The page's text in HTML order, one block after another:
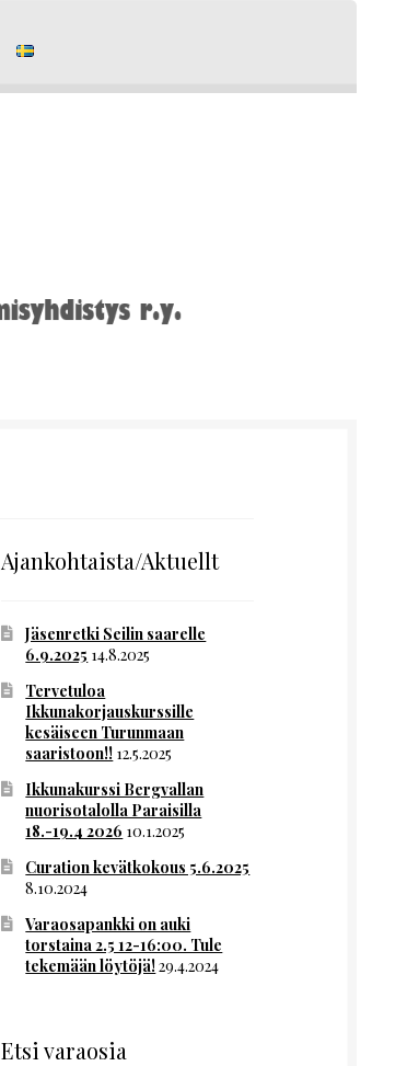
Ajankohtaista/Aktuellt
Jäsenretki Seilin saarelle
6.9.2025 14.8.2025
Tervetuloa
Ikkunakorjauskurssille
kesäiseen Turunmaan
saaristoon!! 12.5.2025
Ikkunakurssi Bergvallan
nuorisotalolla Paraisilla
18.-19.4 2026 10.1.2025
Curation kevätkokous 5.6.2025
8.10.2024
Varaosapankki on auki
torstaina 2.5 12-16:00. Tule
tekemään löytöjä!29.4.2024
Etsi varaosia